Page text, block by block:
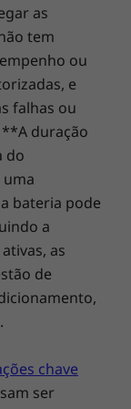
da
até
com
hardware
realistas
e DLSS.
permite
ao
Em
da
de alta
Lenovo, a
e da
as
tem
ou
e
falhas ou
duração
do
bateria pode
a
as
de
chave
ser